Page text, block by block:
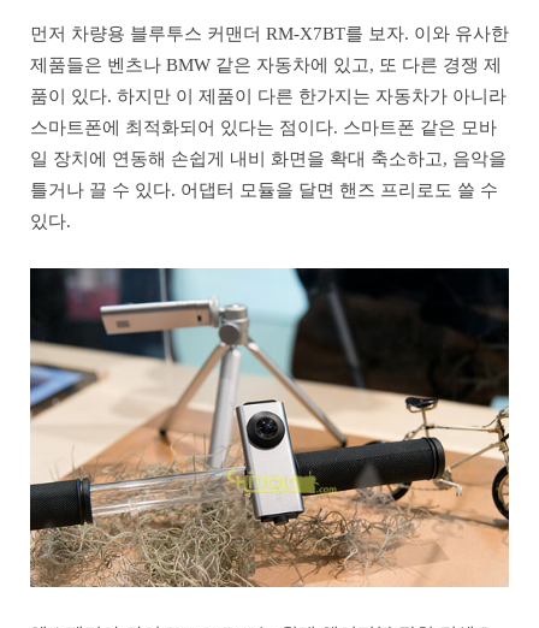
먼저 차량용 블루투스 커맨더 RM-X7BT를 보자. 이와 유사한
제품들은 벤츠나 BMW 같은 자동차에 있고, 또 다른 경쟁 제
품이 있다. 하지만 이 제품이 다른 한가지는 자동차가 아니라
스마트폰에 최적화되어 있다는 점이다. 스마트폰 같은 모바
일 장치에 연동해 손쉽게 내비 화면을 확대 축소하고, 음악을
틀거나 끌 수 있다. 어댑터 모듈을 달면 핸즈 프리로도 쓸 수
있다.